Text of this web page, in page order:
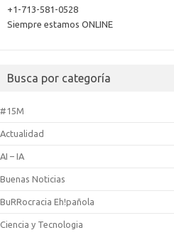
+1-713-581-0528
Siempre estamos ONLINE
Busca por categoría
#15M
Actualidad
AI – IA
Buenas Noticias
BuRRocracia Eh!pañola
Ciencia y Tecnologia